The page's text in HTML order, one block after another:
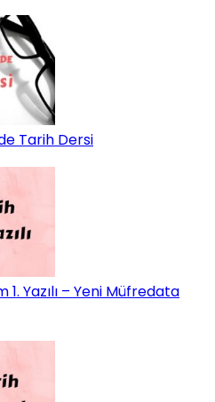
Tarih Dersi
1. Yazılı – Yeni Müfredata